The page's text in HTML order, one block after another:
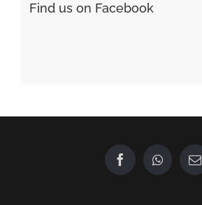
Find us on Facebook